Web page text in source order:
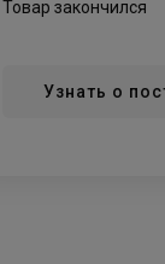
Товар закончился
Узнать о